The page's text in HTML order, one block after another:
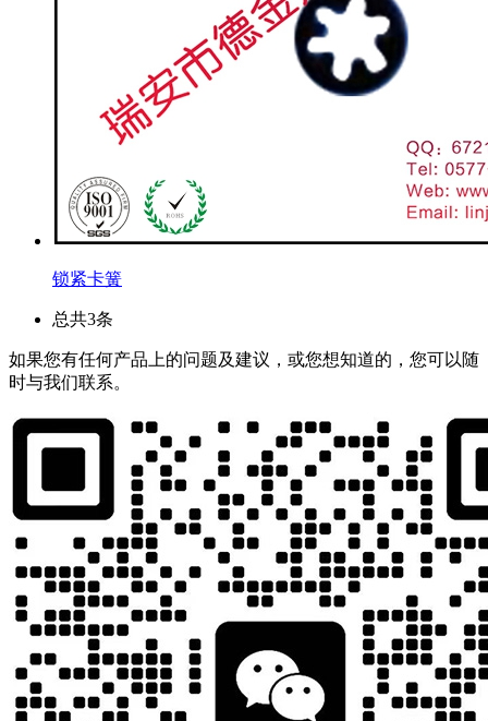
锁紧卡簧
总共3条
如果您有任何产品上的问题及建议，或您想知道的，您可以随
时与我们联系。